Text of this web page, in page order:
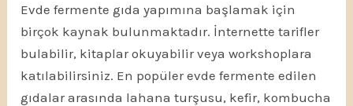
Evde fermente gıda yapımına başlamak için
birçok kaynak bulunmaktadır. İnternette tarifler
bulabilir, kitaplar okuyabilir veya workshoplara
katılabilirsiniz. En popüler evde fermente edilen
gıdalar arasında lahana turşusu, kefir, kombucha